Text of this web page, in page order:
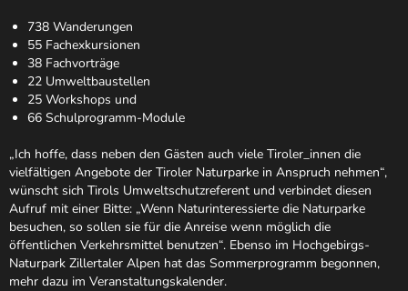
738 Wanderungen
55 Fachexkursionen
38 Fachvorträge
22 Umweltbaustellen
25 Workshops und
66 Schulprogramm-Module
„Ich hoffe, dass neben den Gästen auch viele Tiroler_innen die
vielfältigen Angebote der Tiroler Naturparke in Anspruch nehmen“,
wünscht sich Tirols Umweltschutzreferent und verbindet diesen
Aufruf mit einer Bitte: „Wenn Naturinteressierte die Naturparke
besuchen, so sollen sie für die Anreise wenn möglich die
öffentlichen Verkehrsmittel benutzen“. Ebenso im Hochgebirgs-
Naturpark Zillertaler Alpen hat das Sommerprogramm begonnen,
mehr dazu im Veranstaltungskalender.